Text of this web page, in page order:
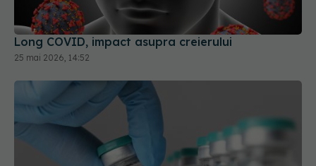
Long COVID, impact asupra creierului
25 mai 2026, 14:52